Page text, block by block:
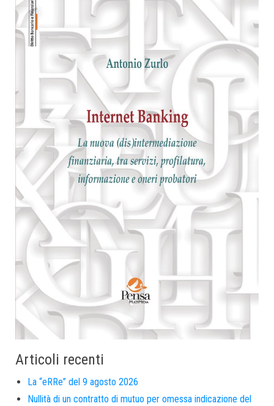
Articoli recenti
La “eRRe” del 9 agosto 2026
Nullità di un contratto di mutuo per omessa indicazione del